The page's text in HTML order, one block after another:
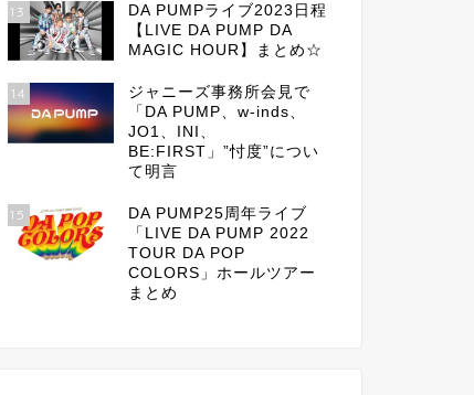
13
DA PUMPライブ2023日程
【LIVE DA PUMP DA
MAGIC HOUR】まとめ☆
14
ジャニーズ事務所会見で
「DA PUMP、w-inds、
JO1、INI、
BE:FIRST」”忖度”につい
て明言
15
DA PUMP25周年ライブ
「LIVE DA PUMP 2022
TOUR DA POP
COLORS」ホールツアー
まとめ